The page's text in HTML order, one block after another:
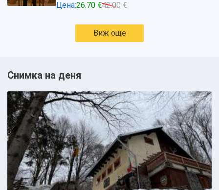
Цена:26.70 €42.00 €
Виж още
Снимка на деня